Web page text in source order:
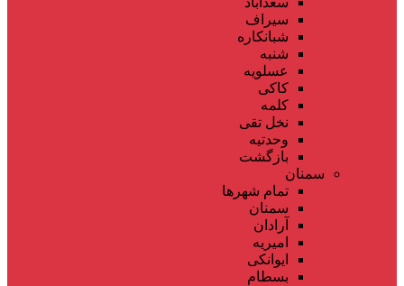
سیراف
شبانکاره
شنبه
عسلویه
کاکی
کلمه
نخل تقی
وحدتیه
بازگشت
سمنان
تمام شهر‌ها
سمنان
آرادان
امیریه
ایوانکی
بسطام